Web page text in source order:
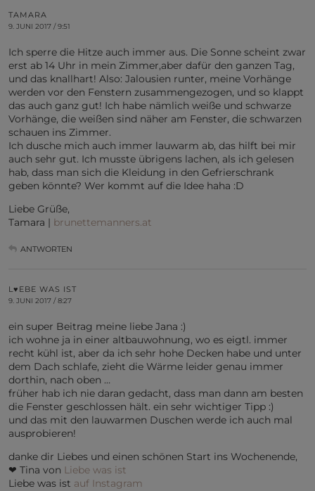
TAMARA
9. JUNI 2017 / 9:51
Ich sperre die Hitze auch immer aus. Die Sonne scheint zwar
erst ab 14 Uhr in mein Zimmer,aber dafür den ganzen Tag,
und das knallhart! Also: Jalousien runter, meine Vorhänge
werden vor den Fenstern zusammengezogen, und so klappt
das auch ganz gut! Ich habe nämlich weiße und schwarze
Vorhänge, die weißen sind näher am Fenster, die schwarzen
schauen ins Zimmer.
Ich dusche mich auch immer lauwarm ab, das hilft bei mir
auch sehr gut. Ich musste übrigens lachen, als ich gelesen
hab, dass man sich die Kleidung in den Gefrierschrank
geben könnte? Wer kommt auf die Idee haha :D
Liebe Grüße,
Tamara | brunettemanners.at
ANTWORTEN
L♥EBE WAS IST
9. JUNI 2017 / 8:27
ein super Beitrag meine liebe Jana :)
ich wohne ja in einer altbauwohnung, wo es eigtl. immer
recht kühl ist, aber da ich sehr hohe Decken habe und unter
dem Dach schlafe, zieht die Wärme leider genau immer
dorthin, nach oben …
früher hab ich nie daran gedacht, dass man dann am besten
die Fenster geschlossen hält. ein sehr wichtiger Tipp :)
und das mit den lauwarmen Duschen werde ich auch mal
ausprobieren!
danke dir Liebes und einen schönen Start ins Wochenende,
❤ Tina von Liebe was ist
Liebe was ist auf Instagram